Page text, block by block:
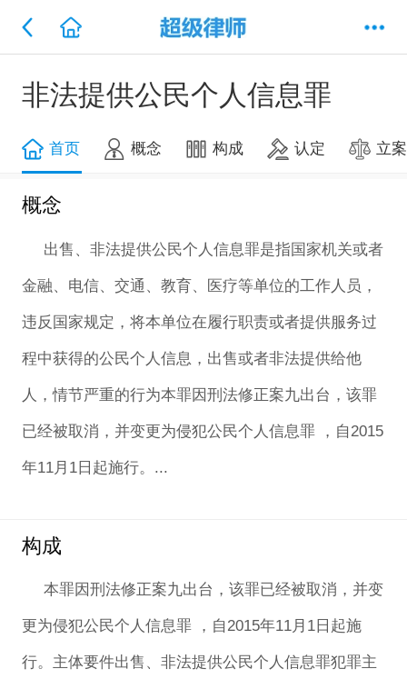
非法提供公民个人信息罪
首页 概念 构成 认定 立
概念
出售、非法提供公民个人信息罪是指国家机关或者
金融、电信、交通、教育、医疗等单位的工作人员，
违反国家规定，将本单位在履行职责或者提供服务过
程中获得的公民个人信息，出售或者非法提供给他
人，情节严重的行为本罪因刑法修正案九出台，该罪
已经被取消，并变更为侵犯公民个人信息罪 ，自2015
年11月1日起施行。...
构成
本罪因刑法修正案九出台，该罪已经被取消，并变
更为侵犯公民个人信息罪 ，自2015年11月1日起施
行。主体要件出售、非法提供公民个人信息罪犯罪主